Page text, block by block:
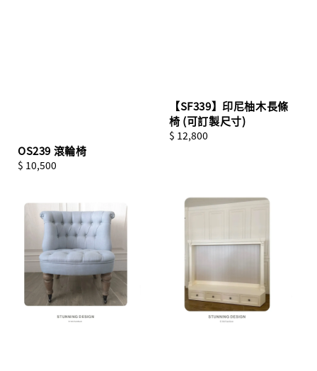
OS239 滾輪椅
Regular
$ 10,500
【SF339】印尼柚木長條
椅 (可訂製尺寸)
Regular
$ 12,800